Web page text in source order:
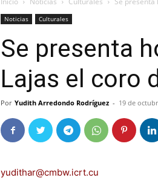
Noticias Culturales
Se presenta
Lajas el coro
Por Yudith Arredondo Rodríguez - 19 de
yudithar@cmbw.icrt.cu